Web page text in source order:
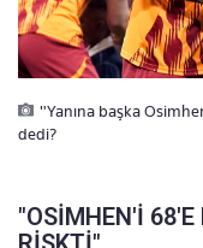
"Yanına başka
dedi?
"OSİMHEN'İ